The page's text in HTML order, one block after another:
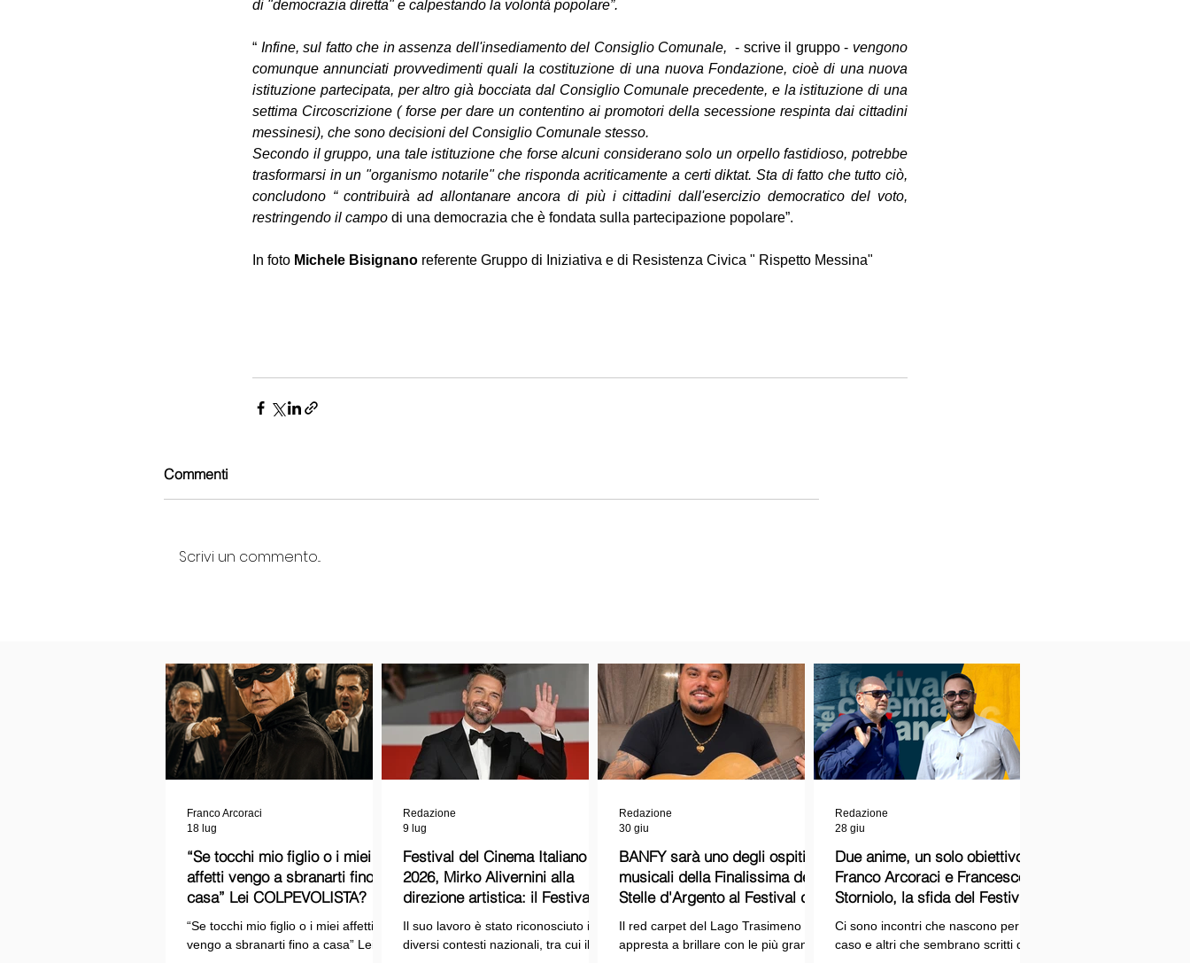
di "democrazia diretta" e calpestando la volontà popolare”.
“ Infine, sul fatto che in assenza dell'insediamento del Consiglio Comunale,
  - scrive il gruppo -
vengono
comunque annunciati provvedimenti quali la costituzione di una nuova Fondazione, cioè di una nuova
istituzione partecipata, per altro già bocciata dal Consiglio Comunale precedente, e la istituzione di una
settima Circoscrizione ( forse per dare un contentino ai promotori della secessione respinta dai cittadini
messinesi), che sono decisioni del Consiglio Comunale stesso.
Secondo il gruppo, una tale istituzione che forse alcuni considerano solo un orpello fastidioso, potrebbe
trasformarsi in un "organismo notarile" che risponda acriticamente a certi diktat. Sta di fatto che tutto ciò,
concludono “ contribuirà ad allontanare ancora di più i cittadini dall'esercizio democratico del voto,
restringendo il campo di una democrazia che è fondata sulla partecipazione popolare”.
In foto Michele Bisignano referente Gruppo di Iniziativa e di Resistenza Civica " Rispetto Messina"
Commenti
Scrivi un commento...
“Se tocchi mio figlio o i miei
affetti vengo a sbranarti fino a
casa” Lei COLPEVOLISTA? Ma
mi faccia il piacere...
“Se tocchi mio figlio o i miei affetti
vengo a sbranarti fino a casa” Lei
Franco Arcoraci
18 lug
Festival del Cinema Italiano
2026, Mirko Alivernini alla
direzione artistica: il Festival
punta sul dialogo tra tradizione
e nuove tecnologie
Il suo lavoro è stato riconosciuto in
diversi contesti nazionali, tra cui il
Redazione
9 lug
BANFY sarà uno degli ospiti
musicali della Finalissima delle
Stelle d'Argento al Festival del
Cinema Italiano 2026!
Il red carpet del Lago Trasimeno si
appresta a brillare con le più grandi
Redazione
30 giu
Due anime, un solo obiettivo:
Franco Arcoraci e Francesco
Storniolo, la sfida del Festival
del Cinema Italiano sul Lago
Trasimeno
Ci sono incontri che nascono per
caso e altri che sembrano scritti dal
Redazione
28 giu